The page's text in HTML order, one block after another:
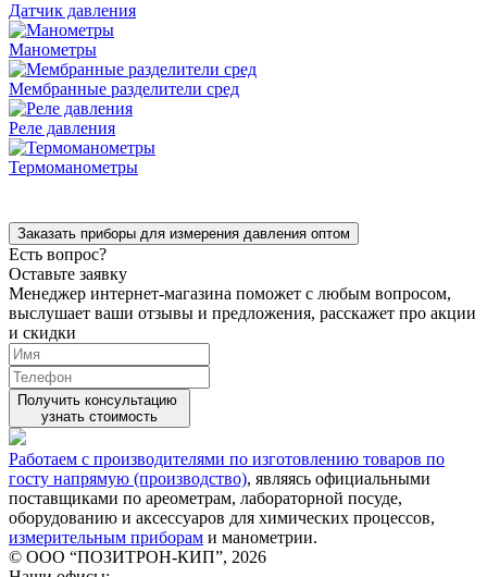
Датчик давления
Манометры
Мембранные разделители сред
Реле давления
Термоманометры
Заказать приборы для измерения давления оптом
Есть вопрос?
Оставьте заявку
Менеджер интернет-магазина поможет с любым вопросом,
выслушает ваши отзывы и предложения, расскажет про акции
и скидки
Получить консультацию
узнать стоимость
Работаем с производителями по изготовлению товаров по
госту напрямую (производство), являясь официальными
поставщиками по ареометрам, лабораторной посуде,
оборудованию и аксессуаров для химических процессов,
измерительным приборам и манометрии.
© ООО “ПОЗИТРОН-КИП”, 2026